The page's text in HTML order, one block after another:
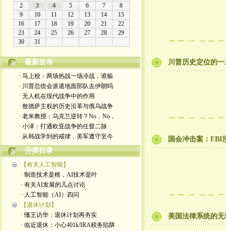
最新发布
· 马上校：两场热战一场冷战，谁输
· 川普总统会派遣地面部队去伊朗吗
· 无人机在现代战争中的作用
· 敖德萨主权的历史沿革与俄乌战争
· 老米教授：乌克兰逆转？No，No，
· 小泽：打通欧亚战争的任督二脉
· 从韩战学到的戒律，美军遵守至今
分类目录
【有关人工智能】
· 制造技术是根，AI技术是叶
· 有关AI发展的几点讨论
· 人工智能（AI）四问
【退休计划】
· 懂王访华：退休计划再夯实
· 临近退休：小心401k/IRA税务陷阱
川普历史定位的
国会冲击案：FBI
美国法律系统的